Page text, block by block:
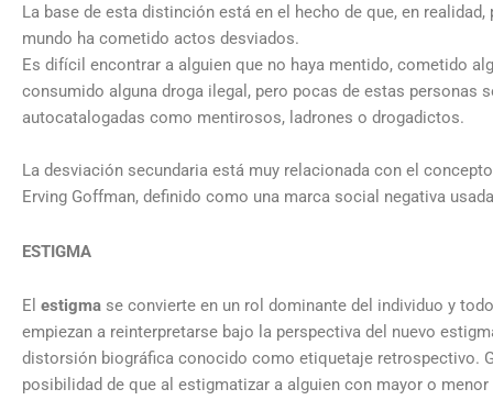
La base de esta distinción está en el hecho de que, en
mundo ha cometido actos desviados.
Es difícil encontrar a alguien que no haya mentido, cometido
consumido alguna droga ilegal, pero pocas de estas personas
autocatalogadas como mentirosos, ladrones o drogadictos.
La desviación secundaria está muy relacionada con el
Erving Goffman, definido como una marca social negativa
ESTIGMA
El estigma se convierte en un rol dominante del individuo y
empiezan a reinterpretarse bajo la perspectiva del nuevo
distorsión biográfica conocido como etiquetaje retrospectivo.
posibilidad de que al estigmatizar a alguien con mayor o